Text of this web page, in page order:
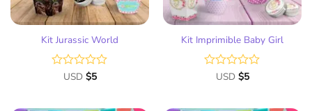
Kit Jurassic World
Valorado
USD $5
Kit Imprimible Baby Girl
Valorado
USD $5